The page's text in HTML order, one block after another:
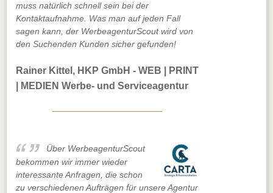
muss natürlich schnell sein bei der
Kontaktaufnahme. Was man auf jeden Fall
sagen kann, der WerbeagenturScout wird von
den Suchenden Kunden sicher gefunden!
Rainer Kittel, HKP GmbH - WEB | PRINT
| MEDIEN Werbe- und Serviceagentur
Über WerbeagenturScout
bekommen wir immer wieder
interessante Anfragen, die schon
zu verschiedenen Aufträgen für unsere Agentur